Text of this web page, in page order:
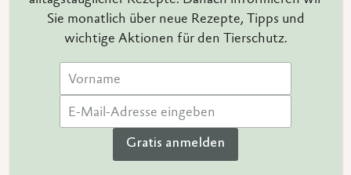
Sie monatlich über neue Rezepte, Tipps und
wichtige Aktionen für den Tierschutz.
Gratis anmelden